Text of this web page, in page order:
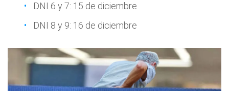
DNI 6 y 7: 15 de diciembre
DNI 8 y 9: 16 de diciembre